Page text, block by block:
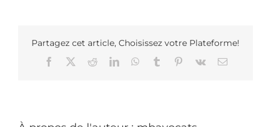
société
Espagne
que
Partagez cet article, Choisissez votre Plateforme!
Facebook RedditLinkedInWhatsApp
Tumblr Pinterest
Vk Email